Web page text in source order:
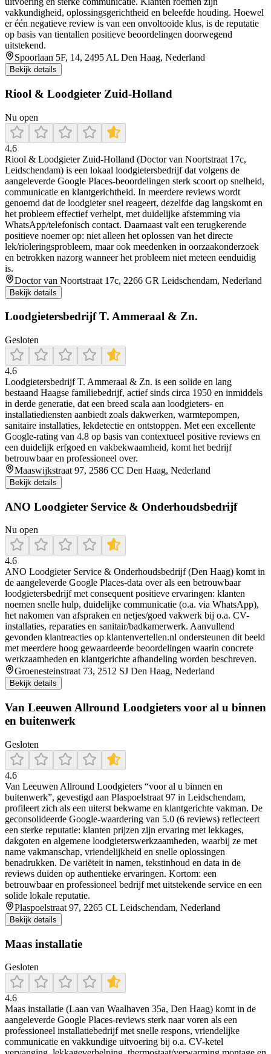
vakkundigheid, oplossingsgerichtheid en beleefde houding. Hoewel
er één negatieve review is van een onvoltooide klus, is de reputatie
op basis van tientallen positieve beoordelingen doorwegend
uitstekend.
Spoorlaan 5F, 14, 2495 AL Den Haag, Nederland
Bekijk details
Riool & Loodgieter Zuid-Holland
Nu open
4.6
Riool & Loodgieter Zuid-Holland (Doctor van Noortstraat 17c,
Leidschendam) is een lokaal loodgietersbedrijf dat volgens de
aangeleverde Google Places-beoordelingen sterk scoort op snelheid,
communicatie en klantgerichtheid. In meerdere reviews wordt
genoemd dat de loodgieter snel reageert, dezelfde dag langskomt en
het probleem effectief verhelpt, met duidelijke afstemming via
WhatsApp/telefonisch contact. Daarnaast valt een terugkerende
positieve noemer op: niet alleen het oplossen van het directe
lek/rioleringsprobleem, maar ook meedenken in oorzaakonderzoek
en betrokken nazorg wanneer het probleem niet meteen eenduidig
is.
Doctor van Noortstraat 17c, 2266 GR Leidschendam, Nederland
Bekijk details
Loodgietersbedrijf T. Ammeraal & Zn.
Gesloten
4.6
Loodgietersbedrijf T. Ammeraal & Zn. is een solide en lang
bestaand Haagse familiebedrijf, actief sinds circa 1950 en inmiddels
in derde generatie, dat een breed scala aan loodgieters- en
installatiediensten aanbiedt zoals dakwerken, warmtepompen,
sanitaire installaties, lekdetectie en ontstoppen. Met een excellente
Google-rating van 4.8 op basis van contextueel positive reviews en
een duidelijk erfgoed en vakbekwaamheid, komt het bedrijf
betrouwbaar en professioneel over.
Maaswijkstraat 97, 2586 CC Den Haag, Nederland
Bekijk details
ANO Loodgieter Service & Onderhoudsbedrijf
Nu open
4.6
ANO Loodgieter Service & Onderhoudsbedrijf (Den Haag) komt in
de aangeleverde Google Places-data over als een betrouwbaar
loodgietersbedrijf met consequent positieve ervaringen: klanten
noemen snelle hulp, duidelijke communicatie (o.a. via WhatsApp),
het nakomen van afspraken en netjes/goed vakwerk bij o.a. CV-
installaties, reparaties en sanitair/badkamerwerk. Aanvullend
gevonden klantreacties op klantenvertellen.nl ondersteunen dit beeld
met meerdere hoog gewaardeerde beoordelingen waarin concrete
werkzaamheden en klantgerichte afhandeling worden beschreven.
Groenesteinstraat 73, 2512 SJ Den Haag, Nederland
Bekijk details
Van Leeuwen Allround Loodgieters voor al u binnen
en buitenwerk
Gesloten
4.6
Van Leeuwen Allround Loodgieters “voor al u binnen en
buitenwerk”, gevestigd aan Plaspoelstraat 97 in Leidschendam,
profileert zich als een uiterst bekwame en klantgerichte vakman. De
geconsolideerde Google‑waardering van 5.0 (6 reviews) reflecteert
een sterke reputatie: klanten prijzen zijn ervaring met lekkages,
dakgoten en algemene loodgieterswerkzaamheden, waarbij ze met
name vakmanschap, vriendelijkheid en snelle oplossingen
benadrukken. De variëteit in namen, tekstinhoud en data in de
reviews duiden op authentieke ervaringen. Kortom: een
betrouwbaar en professioneel bedrijf met uitstekende service en een
solide lokale reputatie.
Plaspoelstraat 97, 2265 CL Leidschendam, Nederland
Bekijk details
Maas installatie
Gesloten
4.6
Maas installatie (Laan van Waalhaven 35a, Den Haag) komt in de
aangeleverde Google Places-reviews sterk naar voren als een
professioneel installatiebedrijf met snelle respons, vriendelijke
communicatie en vakkundige uitvoering bij o.a. CV-ketel